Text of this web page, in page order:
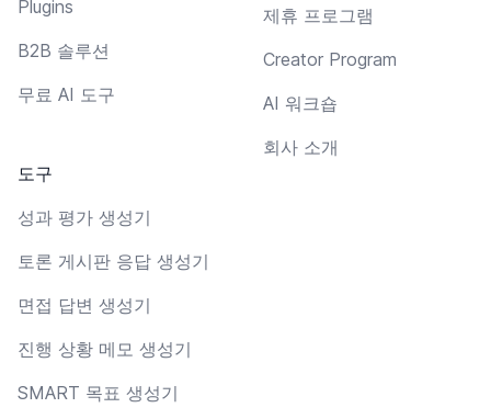
Plugins
B2B 솔루션
무료 AI 도구
도구
성과 평가 생성기
토론 게시판 응답 생성기
면접 답변 생성기
진행 상황 메모 생성기
SMART 목표 생성기
제휴 프로그램
Creator Program
AI 워크숍
회사 소개